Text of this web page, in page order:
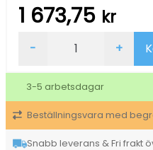
1 673,75 kr
Xerox
006R01317
svart
mängd
- +
3-5 arbetsdagar
Beställningsvara med
Snabb leverans & Fri frakt